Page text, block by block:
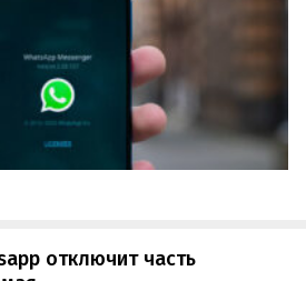
отключит часть